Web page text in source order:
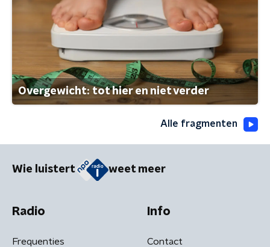
Overgewicht: tot hier en niet verder
Alle fragmenten
Wie luistert weet meer
Radio
Frequenties
Info
Contact